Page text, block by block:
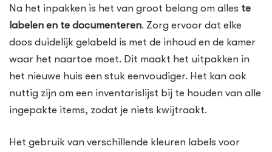
Na het inpakken is het van groot belang om alles te
labelen en te documenteren. Zorg ervoor dat elke
doos duidelijk gelabeld is met de inhoud en de kamer
waar het naartoe moet. Dit maakt het uitpakken in
het nieuwe huis een stuk eenvoudiger. Het kan ook
nuttig zijn om een inventarislijst bij te houden van alle
ingepakte items, zodat je niets kwijtraakt.
Het gebruik van verschillende kleuren labels voor